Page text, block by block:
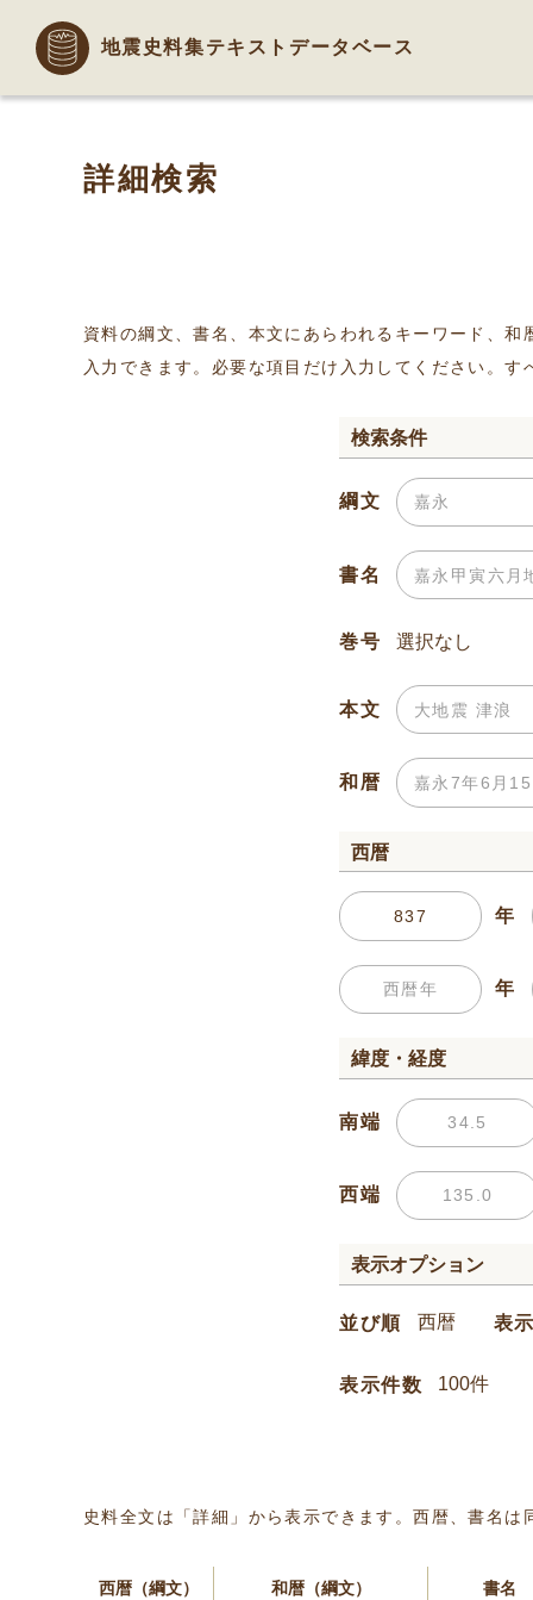
地震史料集テキストデータベース
詳細検索
資料の綱文、書名、本文にあらわれるキーワード、
入力できます。必要な項目だけ入力してください。
検索条件
綱文
書名
巻号
本文
和暦
西暦
年
年
緯度・経度
南端
西端
表示オプション
並び順 表
表示件数
史料全文は「詳細」から表示できます。西暦、書名
西暦（綱文） 和暦（綱文） 書名